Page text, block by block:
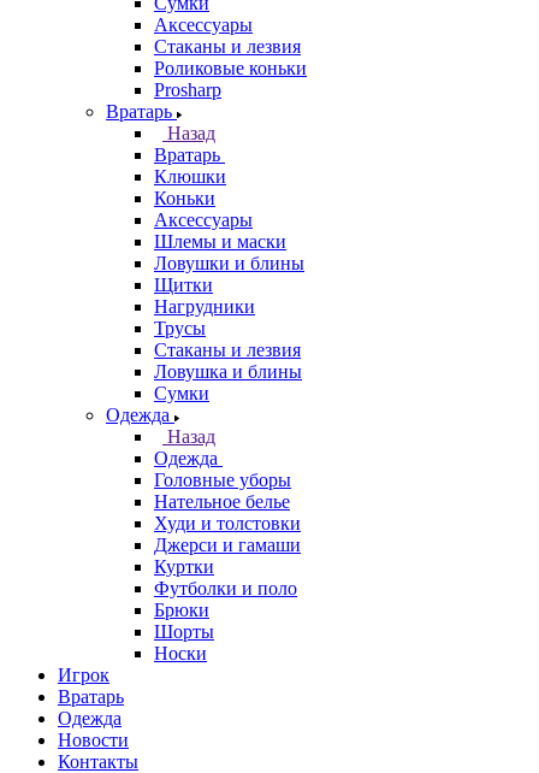
Аксессуары
Стаканы и лезвия
Роликовые коньки
Prosharp
Вратарь
Назад
Вратарь
Клюшки
Коньки
Аксессуары
Шлемы и маски
Ловушки и блины
Щитки
Нагрудники
Трусы
Стаканы и лезвия
Ловушка и блины
Сумки
Одежда
Назад
Одежда
Головные уборы
Нательное белье
Худи и толстовки
Джерси и гамаши
Куртки
Футболки и поло
Брюки
Шорты
Носки
Игрок
Вратарь
Одежда
Новости
Контакты